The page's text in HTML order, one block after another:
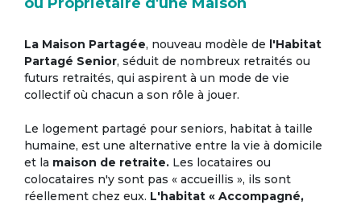
La Maison Partagée, nouveau modèle de l'Habitat
Partagé Senior, séduit de nombreux retraités ou
futurs retraités, qui aspirent à un mode de vie
collectif où chacun a son rôle à jouer.
Le logement partagé pour seniors, habitat à taille
humaine, est une alternative entre la vie à domicile
et la maison de retraite. Les locataires ou
colocataires n'y sont pas « accueillis », ils sont
réellement chez eux. L'habitat « Accompagné,